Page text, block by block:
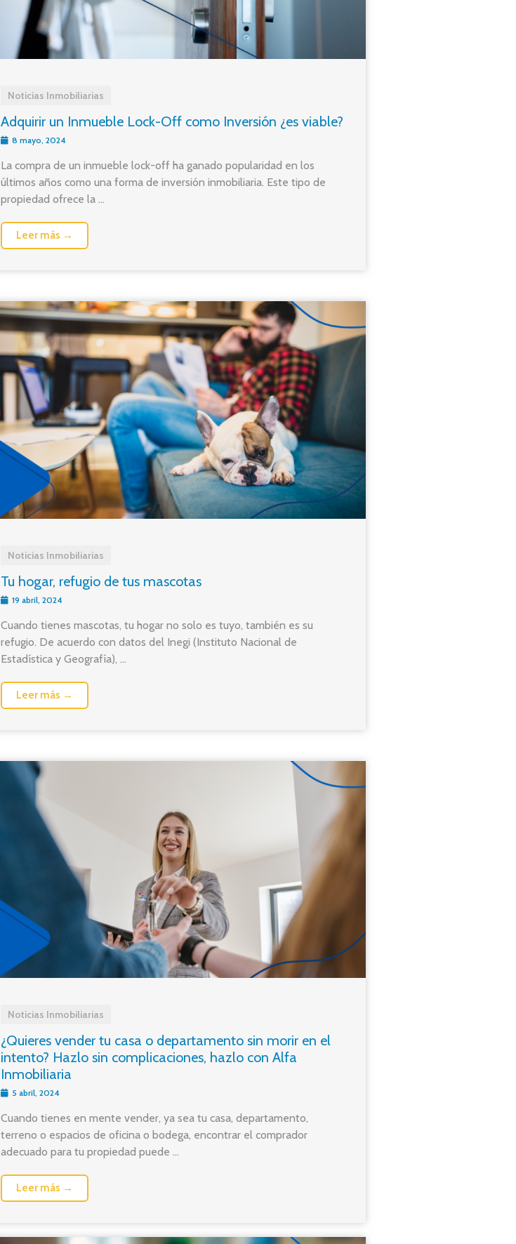
Noticias Inmobiliarias
Adquirir un Inmueble Lock-Off como Inversión ¿es viable?
8 mayo, 2024
La compra de un inmueble lock-off ha ganado popularidad en los
últimos años como una forma de inversión inmobiliaria. Este tipo de
propiedad ofrece la ...
Leer más →
Noticias Inmobiliarias
Tu hogar, refugio de tus mascotas
19 abril, 2024
Cuando tienes mascotas, tu hogar no solo es tuyo, también es su
refugio. De acuerdo con datos del Inegi (Instituto Nacional de
Estadística y Geografía), ...
Leer más →
Noticias Inmobiliarias
¿Quieres vender tu casa o departamento sin morir en el
intento? Hazlo sin complicaciones, hazlo con Alfa
Inmobiliaria
5 abril, 2024
Cuando tienes en mente vender, ya sea tu casa, departamento,
terreno o espacios de oficina o bodega, encontrar el comprador
adecuado para tu propiedad puede ...
Leer más →